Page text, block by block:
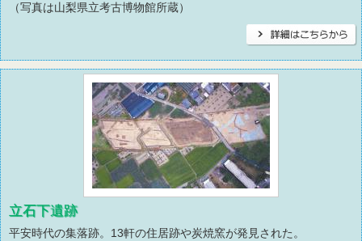
（写真は山梨県立考古博物館所蔵）
立石下遺跡
平安時代の集落跡。13軒の住居跡や炭焼窯が発見された。